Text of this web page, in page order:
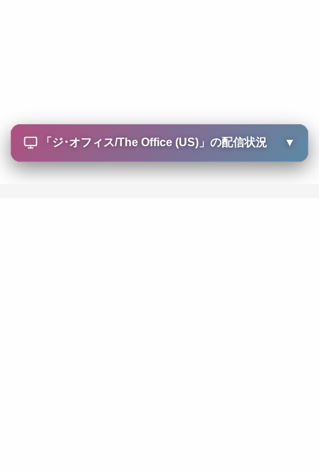
「 ジ･オフィス/The Office (US)」の配信状況 ▼